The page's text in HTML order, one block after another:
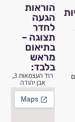
הוראות
הגעה
לחדר
תצוגה –
בתיאום
מראש
בלבד:
רח' העצמאות 3,
אבן יהודה